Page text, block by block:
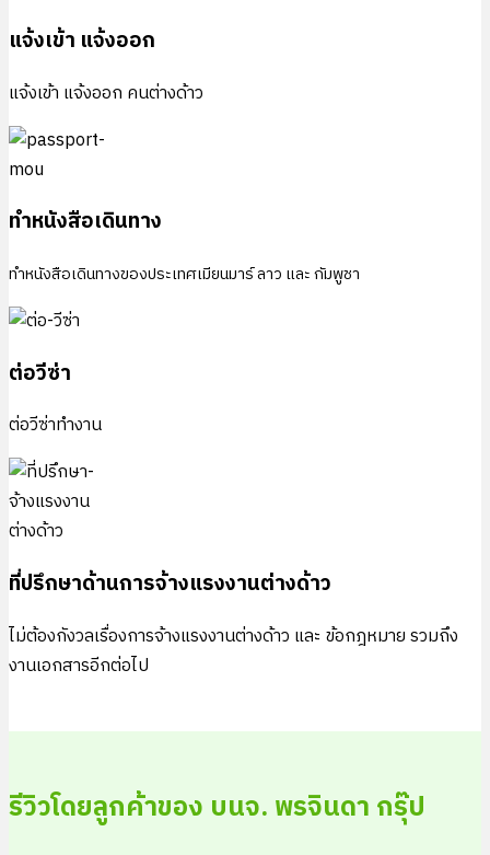
แจ้งเข้า แจ้งออก
แจ้งเข้า แจ้งออก คนต่างด้าว
ทำหนังสือเดินทาง
ทำหนังสือเดินทางของประเทศเมียนมาร์ ลาว และ กัมพูชา
ต่อวีซ่า
ต่อวีซ่าทำงาน
ที่ปรึกษาด้านการจ้างแรงงานต่างด้าว
ไม่ต้องกังวลเรื่องการจ้างแรงงานต่างด้าว และ ข้อกฎหมาย รวมถึง
งานเอกสารอีกต่อไป
รีวิวโดยลูกค้าของ บนจ. พรจินดา กรุ๊ป